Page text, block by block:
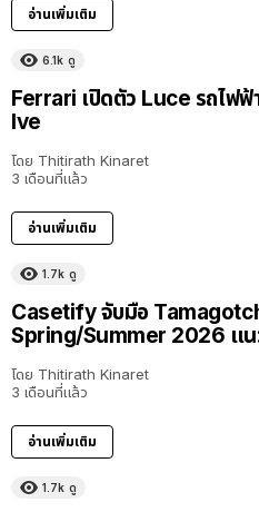
อ่านเพิ่มเติม
6.1k ดู
Ferrari เปิดตัว Luce รถไฟ
Ive
โดย Thitirath Kinaret
3 เดือนที่แล้ว
อ่านเพิ่มเติม
1.7k ดู
Casetify จับมือ
Spring/Summer 2026 แ
โดย Thitirath Kinaret
3 เดือนที่แล้ว
อ่านเพิ่มเติม
1.7k ดู